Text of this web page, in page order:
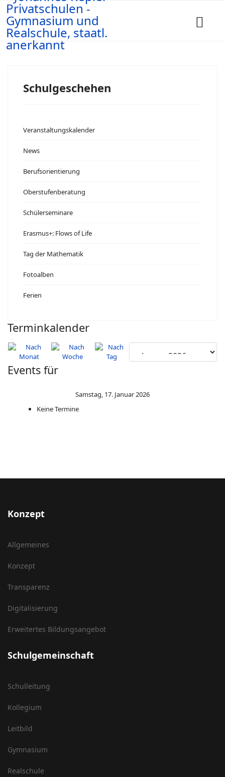
Schulgeschehen
Veranstaltungskalender
News
Berufsorientierung
Oberstufenberatung
Schülerseminare
Erasmus+: Flows of Life
Tag der Mathematik
Fotoalben
Ferien
Terminkalender
Events für
Samstag, 17. Januar 2026
Keine Termine
Konzept
Allgemeines
Konzept
Transparenz
Digitalisierung
Erweitertes Bildungsangebot
Schulgemeinschaft
Schulleitung
Kollegium
Leitbild
Gymnasium
Realschule